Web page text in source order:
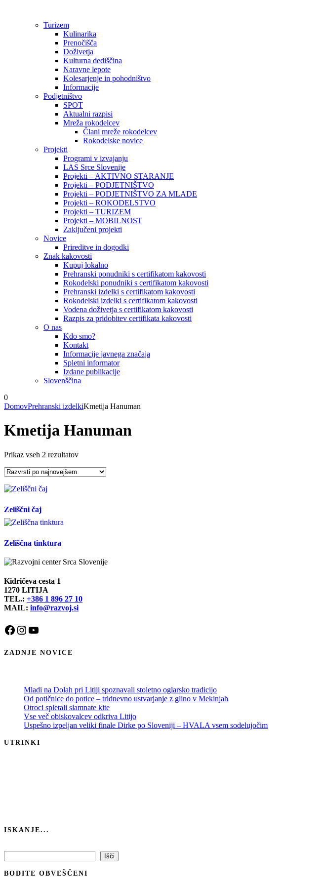
Turizem
Kulinarika
Prenočišča
Doživetja
Kulturna dediščina
Naravne lepote
Kolesarjenje in pohodništvo
Informacije
Podjetništvo
SPOT
Aktualni razpisi
Mreža rokodelcev
Člani mreže rokodelcev
Rokodelske novice
Projekti
Programi v izvajanju
LAS Srce Slovenije
Projekti – AKTIVNO STARANJE
Projekti – PODJETNIŠTVO
Projekti – PODJETNIŠTVO ZA MLADE
Projekti – ROKODELSTVO
Projekti – TURIZEM
Projekti – MOBILNOST
Zaključeni projekti
Novice
Prireditve in dogodki
Znak kakovosti
Kupuj lokalno
Prehranski ponudniki s certifikatom kakovosti
Rokodelski ponudniki s certifikatom kakovosti
Prehranski izdelki s certifikatom kakovosti
Rokodelski izdelki s certifikatom kakovosti
Vodena doživetja s certifikatom kakovosti
Razpis za pridobitev certifikata kakovosti
O nas
Kdo smo?
Kontakt
Informacije javnega značaja
Spletni informator
Izdane publikacije
Slovenščina
0
DomovPrehranski izdelkiKmetija Hanuman
Kmetija Hanuman
Prikaz vseh 2 rezultatovRazvrščeno
datumu
Zeliščni čaj
Zeliščna tinktura
Kidričeva cesta 1
1270 LITIJA
TEL.: +386 1 896 27 10
MAIL: info@razvoj.si
Facebook
Instagram
YouTube
ZADNJE NOVICE
Mladi na Dolah pri Litiji spoznavali stoletno oglarsko tradicijo
Od potičnice do potice – tridnevno ustvarjanje z glino v Mekinjah
Otroci spletali slamnate kite
Vse več obiskovalcev odkriva Litijo
Uspešno izpeljan veliki finale Dirke po Sloveniji – HVALA vsem sodelujočim
UTRINKI
ISKANJE...
Išči
BODITE OBVEŠČENI